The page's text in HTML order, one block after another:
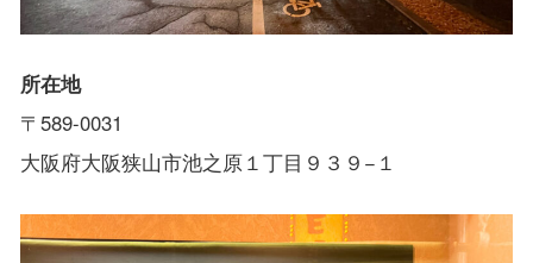
所在地
〒589-0031
大阪府大阪狭山市池之原１丁目９３９−１